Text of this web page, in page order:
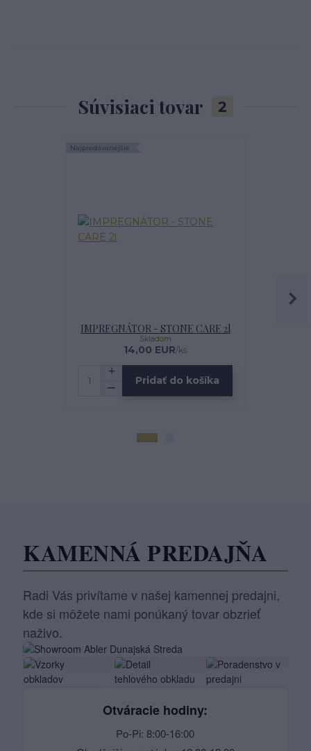
Súvisiaci tovar 2
Najpredávanejšie
IMPREGNÁTOR - STONE CARE 2l
14,00 EUR/ks
Skladom
Pridať do košíka
KAMENNÁ PREDAJŇA
Radi Vás privítame v našej kamennej predajni,
kde si môžete nami ponúkaný tovar obzrieť
naživo.
Otváracie hodiny:
Po-Pi: 8:00-16:00